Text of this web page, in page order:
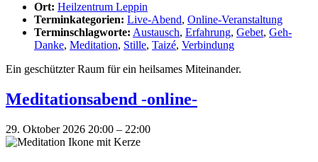
Ort: Heilzentrum Leppin
Terminkategorien: Live-Abend, Online-Veranstaltung
Terminschlagworte: Austausch, Erfahrung, Gebet, Geh-
Danke, Meditation, Stille, Taizé, Verbindung
Ein geschützter Raum für ein heilsames Miteinander.
Meditationsabend -online-
29. Oktober 2026 20:00 – 22:00